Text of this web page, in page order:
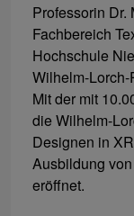
Professorin Dr.
Fachbereich
Hochschule
Wilhelm-
Mit der mit
die Wilhelm-
Designen in
Ausbildung
eröffnet.